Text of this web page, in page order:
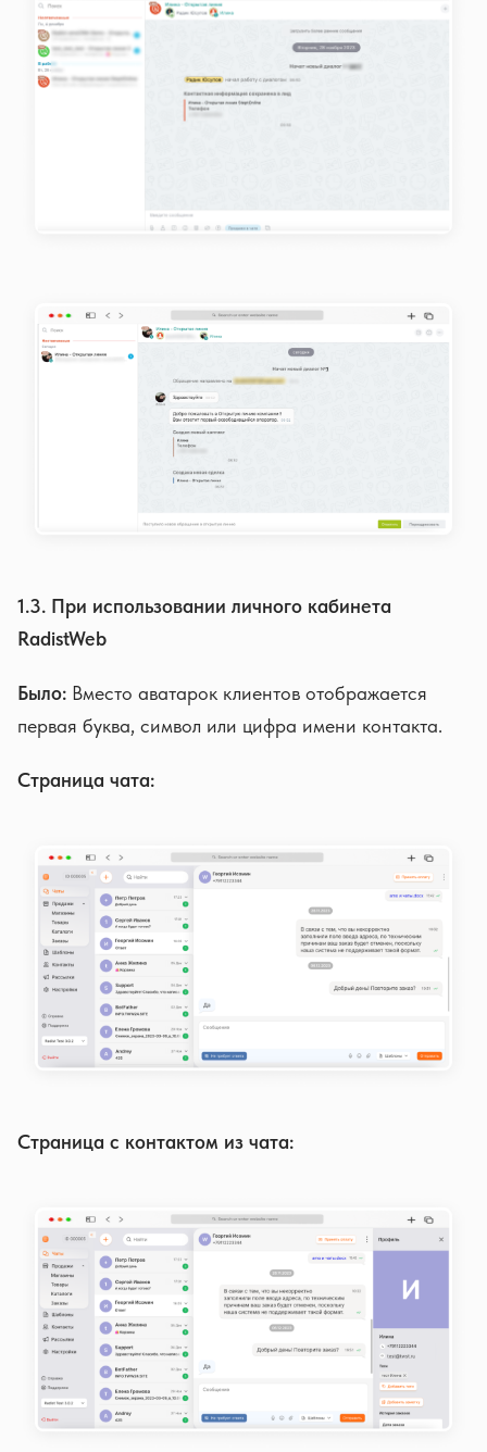
1.3. При использовании личного кабинета
RadistWeb
Было: Вместо аватарок клиентов отображается
первая буква, символ или цифра имени контакта.
Страница чата:
Страница с контактом из чата: